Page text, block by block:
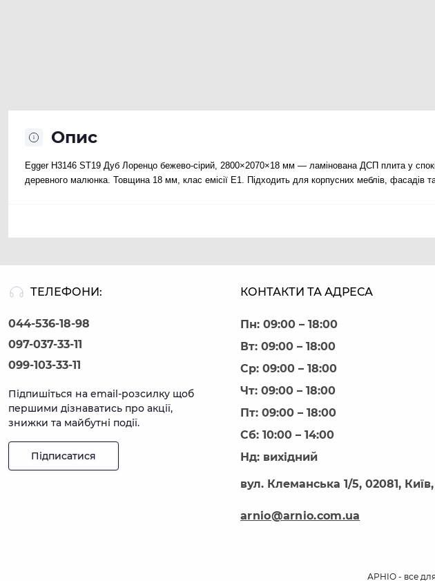
Опис
Egger H3146 ST19 Дуб Лоренцо бежево-сірий, 2800×2070×18 мм — ламінована ДСП плита у
деревного малюнка. Товщина 18 мм, клас емісії E1. Підходить для корпусних меблів, фасадів та
ТЕЛЕФОНИ:
044-536-18-98
097-037-33-11
099-103-33-11
Підпишіться на email-розсилку щоб
першими дізнаватись про акції,
знижки та майбутні події.
Підписатися
КОНТАКТИ ТА АДРЕСА
Пн: 09:00 – 18:00
Вт: 09:00 – 18:00
Ср: 09:00 – 18:00
Чт: 09:00 – 18:00
Пт: 09:00 – 18:00
Сб: 10:00 – 14:00
Нд: вихідний
вул. Клеманська 1/5, 02081,
arnio@arnio.com.ua
АРНІО - все